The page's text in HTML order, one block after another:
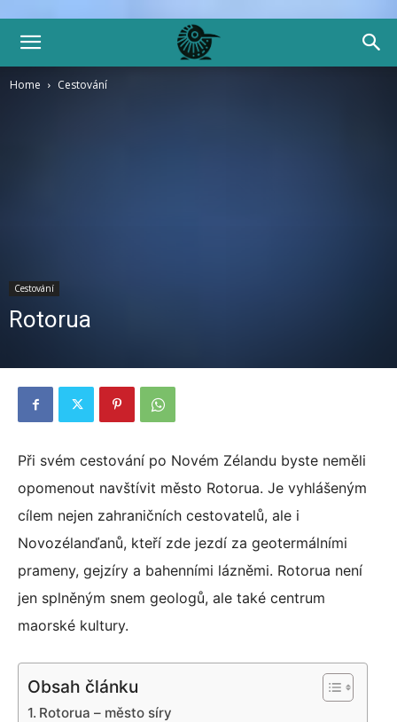
Home Cestování
Cestování
Rotorua
Při svém cestování po Novém Zélandu byste neměli
opomenout navštívit město Rotorua. Je vyhlášeným
cílem nejen zahraničních cestovatelů, ale i
Novozélanďanů, kteří zde jezdí za geotermálními
prameny, gejzíry a bahenními lázněmi. Rotorua není
jen splněným snem geologů, ale také centrum
maorské kultury.
Obsah článku
Rotorua – město síry